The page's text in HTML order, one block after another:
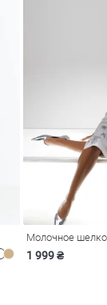
1 999 ₴